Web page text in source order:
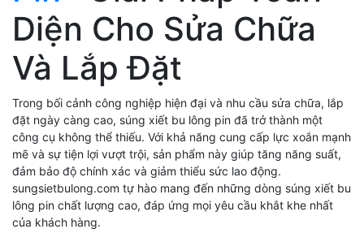
Diện Cho Sửa Chữa
Và Lắp Đặt
Trong bối cảnh công nghiệp hiện đại và nhu cầu sửa chữa, lắp
đặt ngày càng cao, súng xiết bu lông pin đã trở thành một
công cụ không thể thiếu. Với khả năng cung cấp lực xoắn mạnh
mẽ và sự tiện lợi vượt trội, sản phẩm này giúp tăng năng suất,
đảm bảo độ chính xác và giảm thiểu sức lao động.
sungsietbulong.com tự hào mang đến những dòng súng xiết bu
lông pin chất lượng cao, đáp ứng mọi yêu cầu khắt khe nhất
của khách hàng.